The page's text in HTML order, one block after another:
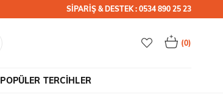
SİPARİŞ & DESTEK : 0534 890 25 23
0
POPÜLER TERCİHLER